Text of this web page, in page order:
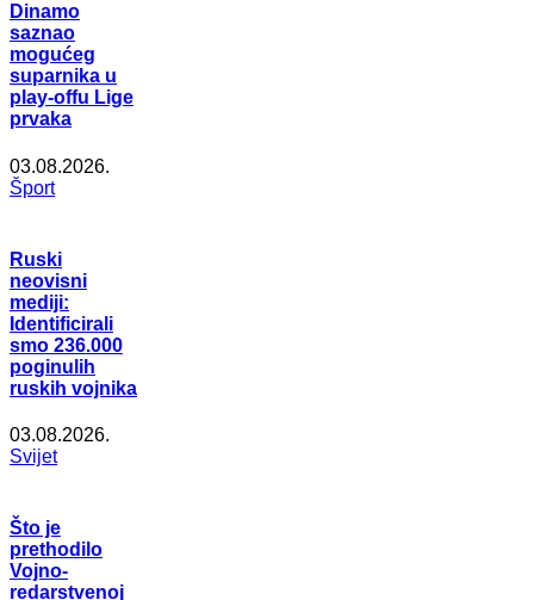
Dinamo
saznao
mogućeg
suparnika u
play-offu Lige
prvaka
03.08.2026.
Šport
Ruski
neovisni
mediji:
Identificirali
smo 236.000
poginulih
ruskih vojnika
03.08.2026.
Svijet
Što je
prethodilo
Vojno-
redarstvenoj